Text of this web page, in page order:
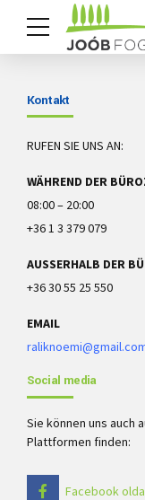
Kontakt
RUFEN SIE UNS AN:
WÄHREND DER
08:00 – 20:00
+36 1 3 379 079
AUSSERHALB DER
+36 30 55 25 550
EMAIL
Social media
Sie können uns auch
Plattformen finden:
Facebook